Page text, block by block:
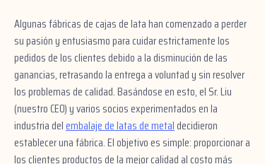
Algunas fábricas de cajas de lata han comenzado a perder
su pasión y entusiasmo para cuidar estrictamente los
pedidos de los clientes debido a la disminución de las
ganancias, retrasando la entrega a voluntad y sin resolver
los problemas de calidad. Basándose en esto, el Sr. Liu
(nuestro CEO) y varios socios experimentados en la
industria delembalaje de latas de metaldecidieron
establecer una fábrica. El objetivo es simple: proporcionar a
los clientes productos de la mejor calidad al costo más
Productos